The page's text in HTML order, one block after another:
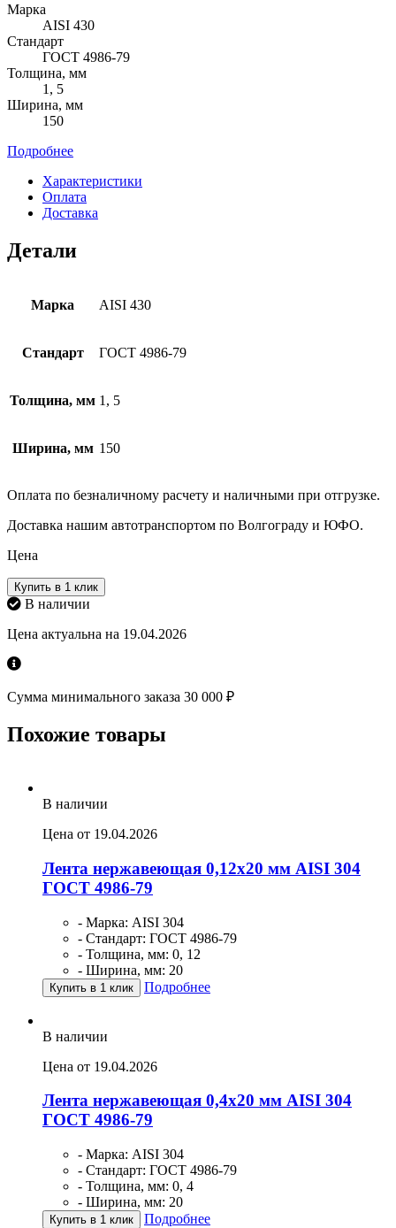
Марка
AISI 430
Стандарт
ГОСТ 4986-79
Толщина, мм
1, 5
Ширина, мм
150
Подробнее
Характеристики
Оплата
Доставка
Детали
Марка AISI 430
Стандарт ГОСТ 4986-79
Толщина, мм 1, 5
Ширина, мм 150
Оплата по безналичному расчету и наличными при отгрузке.
Доставка нашим автотранспортом по Волгограду и ЮФО.
Цена
Купить в 1 клик
В наличии
Цена актуальна на 19.04.2026
Сумма минимального заказа 30 000 ₽
Похожие товары
В наличии
Цена от 19.04.2026
Лента нержавеющая 0,12х20 мм AISI 304
ГОСТ 4986-79
- Марка: AISI 304
- Стандарт: ГОСТ 4986-79
- Толщина, мм: 0, 12
- Ширина, мм: 20
Купить в 1 клик Подробнее
В наличии
Цена от 19.04.2026
Лента нержавеющая 0,4х20 мм AISI 304
ГОСТ 4986-79
- Марка: AISI 304
- Стандарт: ГОСТ 4986-79
- Толщина, мм: 0, 4
- Ширина, мм: 20
Купить в 1 клик Подробнее